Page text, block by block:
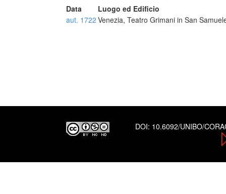
Data
Luogo ed Edificio
aut. 1722 Venezia, Teatro Grimani in San
DOI: 10.6092/UNIBO/